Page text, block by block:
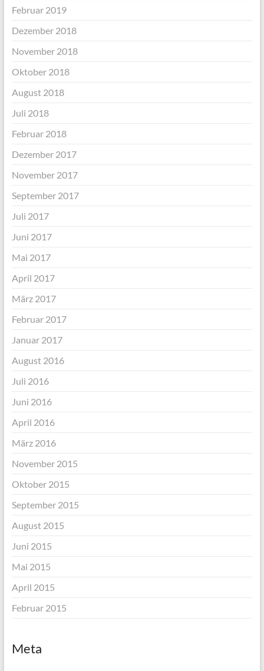
Februar 2019
Dezember 2018
November 2018
Oktober 2018
August 2018
Juli 2018
Februar 2018
Dezember 2017
November 2017
September 2017
Juli 2017
Juni 2017
Mai 2017
April 2017
März 2017
Februar 2017
Januar 2017
August 2016
Juli 2016
Juni 2016
April 2016
März 2016
November 2015
Oktober 2015
September 2015
August 2015
Juni 2015
Mai 2015
April 2015
Februar 2015
Meta